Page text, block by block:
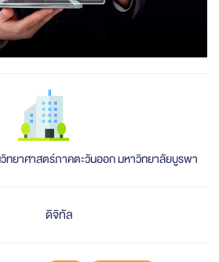
ทยาศาสตร์ภาคตะวันออก มหาวิทยาลัยบูรพา
ดิจิทัล